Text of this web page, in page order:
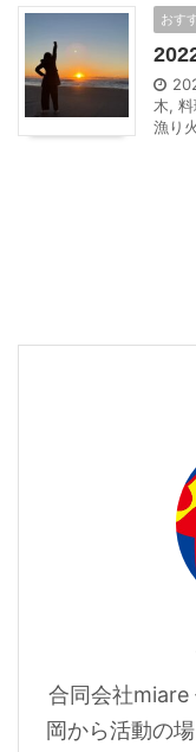
おす
木,
漁り
合同会社miare
岡から活動の